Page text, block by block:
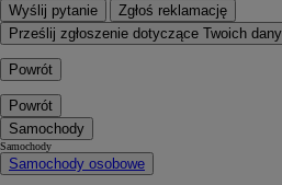
Wyślij pytanie
Zgłoś reklamację
Prześlij zgłoszenie dotyczące Twoich
Powrót
Powrót
Samochody
Samochody
Samochody osobowe